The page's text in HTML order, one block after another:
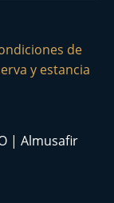
de
y estancia
| Almusafir